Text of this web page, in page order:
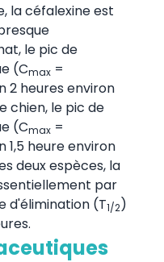
la céfalexine est
le pic de
(Cmax=
2 heures environ
chien, le pic de
(Cmax=
1,5 heure environ
deux espèces, la
par
d'élimination (T1/2)